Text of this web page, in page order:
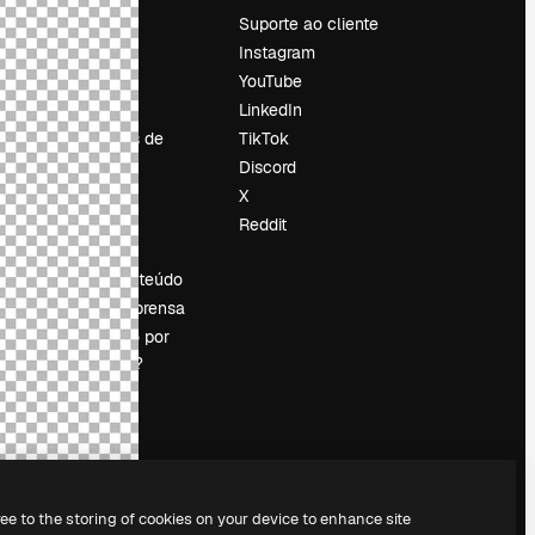
Preços
Sobre nós
Reviews
Emprego
Tendências de
pesquisa
Blog
Eventos
Slidesgo
Vender conteúdo
Sala de imprensa
Procurando por
magnific.ai?
Suporte ao cliente
Instagram
YouTube
LinkedIn
TikTok
Discord
X
Reddit
to the storing of cookies on your device to enhance site